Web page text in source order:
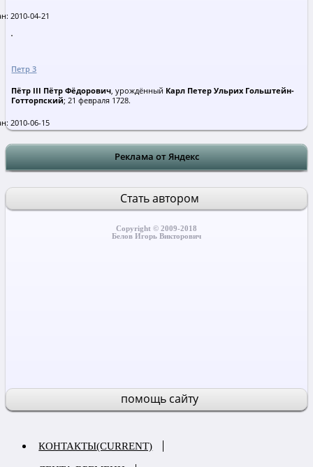
2010-04-21
Петр 3
Пётр III Пётр Фёдорович , урождённый Карл Петер Ульрих Гольштейн-
Готторпский; 21 февраля 1728.
2010-06-15
Реклама от Яндекс
Стать автором
Copyright © 2009-2018
Белов Игорь Викторович
помощь сайту
КОНТАКТЫ(CURRENT)